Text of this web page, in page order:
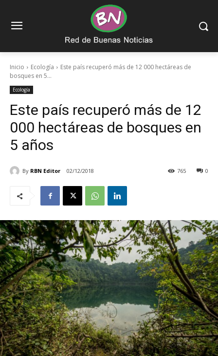
Inicio Ecología
Este país recuperó más de 12 000 hectáreas de
bosques en 5...
Ecología
Este país recuperó más de 12
000 hectáreas de bosques en
5 años
By RBN Editor 02/12/2018 0
765